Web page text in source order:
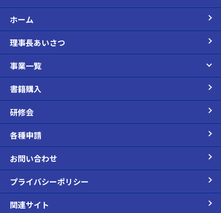
ホーム
理事長あいさつ
事業一覧
書籍購入
研修会
各種申請
お問い合わせ
プライバシーポリシー
関連サイト